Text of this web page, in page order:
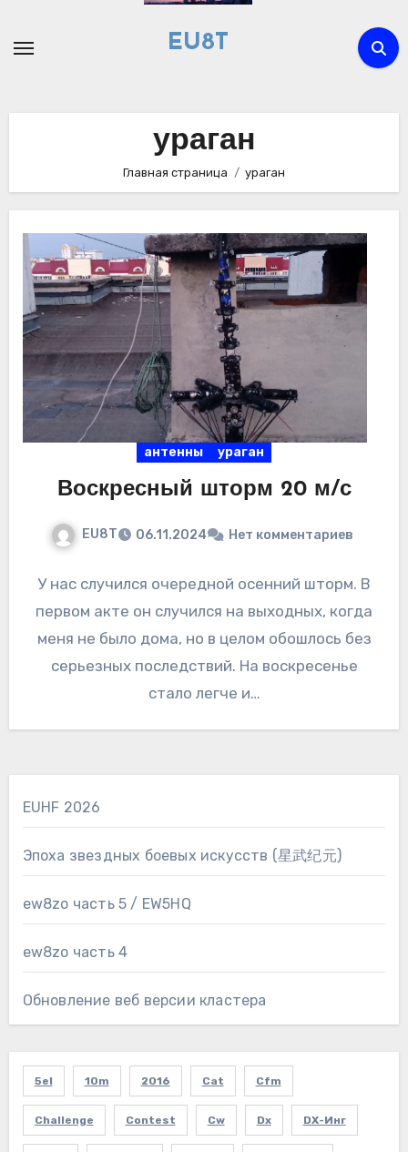
EU8T
ураган
Главная страница ураган
антенны ураган
Воскресный шторм 20 м/с
EU8T 06.11.2024 Нет комментариев
У нас случился очередной осенний шторм. В
первом акте он случился на выходных, когда
меня не было дома, но в целом обошлось без
серьезных последствий. На воскресенье
стало легче и…
EUHF 2026
Эпоха звездных боевых искусств (星武纪元)
ew8zo часть 5 / EW5HQ
ew8zo часть 4
Обновление веб версии кластера
5el 10m 2016 Cat Cfm
Challenge Contest Cw Dx DX-Инг